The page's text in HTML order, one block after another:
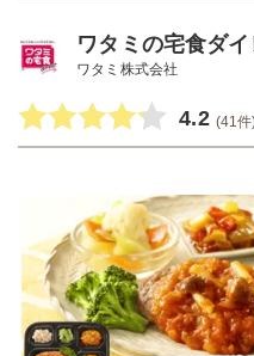
ワタミの宅食ダイ
ワタミ株式会社
4.2 (41件